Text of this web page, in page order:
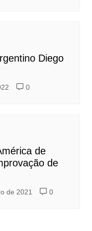
Diego
0
de
de
de 2021 0